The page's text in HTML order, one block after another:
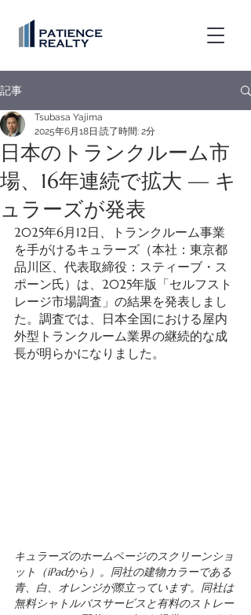
記事
日本のトランクルーム市
場、16年連続で拡大 — キ
ュラーズが発表
Tsubasa Yajima
2025年6月18日 読了時間: 2分
2025年6月12日、トランクルーム事業
を手がけるキュラーズ（本社：東京都
品川区、代表取締役：スティーブ・ス
ポーン氏）は、2025年版「セルフスト
レージ市場調査」の結果を発表しまし
た。調査では、日本全国における屋内
外型トランクルーム業界の継続的な成
長が明らかになりました。
キュラーズのホームページのスクリーンショ
ット（iPadから）。同社の建物カラーである
青、白、オレンジが際立っています。同社は
無料シャトルバスサービスと有料のストレー